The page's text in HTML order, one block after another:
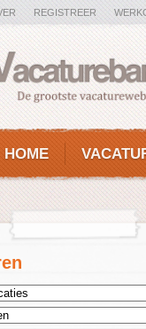
REGISTREER
HOME